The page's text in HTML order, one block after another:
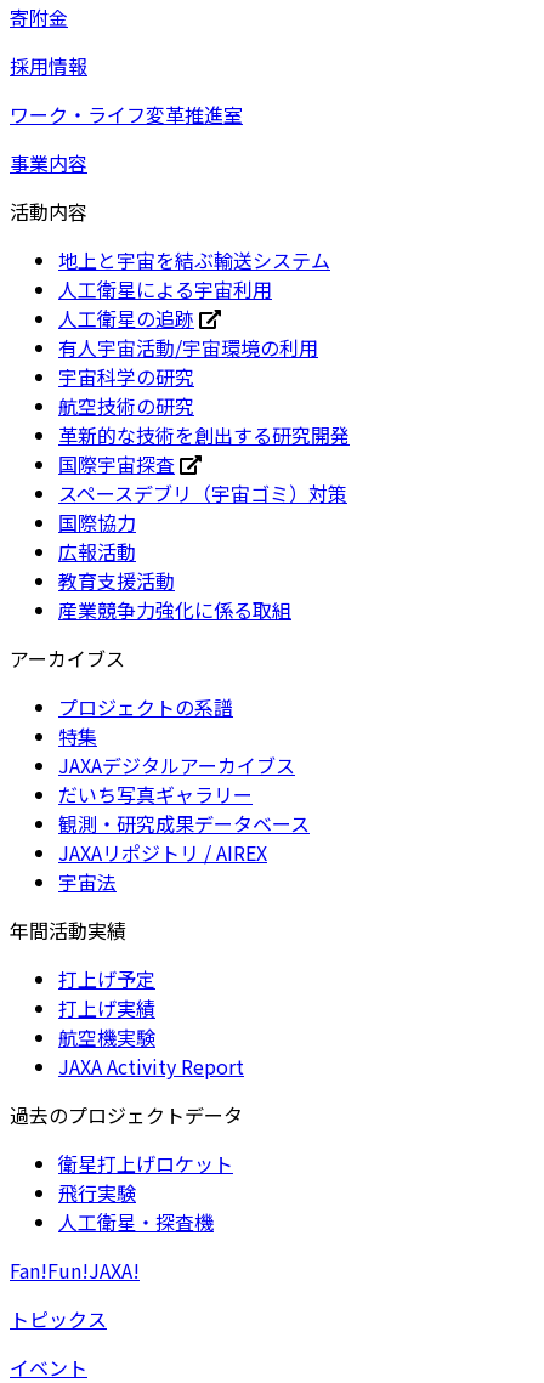
寄附金
採用情報
ワーク・ライフ変革推進室
事業内容
活動内容
地上と宇宙を結ぶ輸送システム
人工衛星による宇宙利用
人工衛星の追跡
有人宇宙活動/宇宙環境の利用
宇宙科学の研究
航空技術の研究
革新的な技術を創出する研究開発
国際宇宙探査
スペースデブリ（宇宙ゴミ）対策
国際協力
広報活動
教育支援活動
産業競争力強化に係る取組
アーカイブス
プロジェクトの系譜
特集
JAXAデジタルアーカイブス
だいち写真ギャラリー
観測・研究成果データベース
JAXAリポジトリ / AIREX
宇宙法
年間活動実績
打上げ予定
打上げ実績
航空機実験
JAXA Activity Report
過去のプロジェクトデータ
衛星打上げロケット
飛行実験
人工衛星・探査機
Fan!Fun!JAXA!
トピックス
イベント